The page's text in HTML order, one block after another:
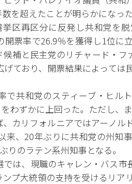
を超えたことが明らかになった
区再区分に反発し共和党を
開票率で26.9％を獲得し1位に
補と民主党のリチャード・フ
ており、開票結果によっては
で共和党のスティーブ・ヒル
わずかに上回った。ただし、
カリフォルニアではアーノル
来、20年ぶりに共和党の州知
りのラテン系州知事となる。
では、現職のキャレン・バス
プ大統領の支持を受けるリア